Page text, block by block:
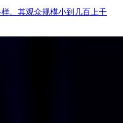
。其观众规模小到几百上千